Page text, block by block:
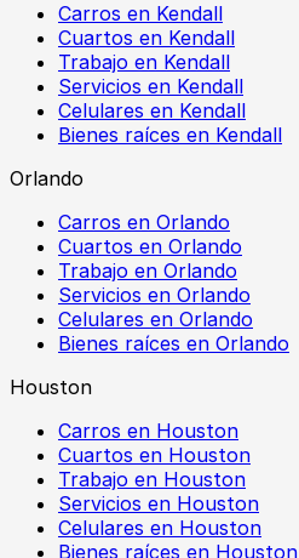
Carros en Kendall
Cuartos en Kendall
Trabajo en Kendall
Servicios en Kendall
Celulares en Kendall
Bienes raíces en Kendall
Orlando
Carros en Orlando
Cuartos en Orlando
Trabajo en Orlando
Servicios en Orlando
Celulares en Orlando
Bienes raíces en Orlando
Houston
Carros en Houston
Cuartos en Houston
Trabajo en Houston
Servicios en Houston
Celulares en Houston
Bienes raíces en Houston